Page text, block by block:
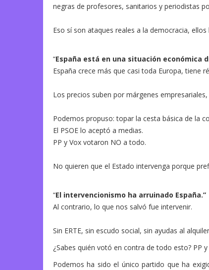
negras de profesores, sanitarios y periodistas
Eso sí son ataques reales a la democracia,
“España está en una situación económica
España crece más que casi toda Europa, tiene
Los precios suben por márgenes
Podemos propuso: topar la cesta básica de la
El PSOE lo aceptó a medias.
PP y Vox votaron NO a todo.
No quieren que el Estado intervenga porque
“El intervencionismo ha arruinado España.”
Al contrario, lo que nos salvó fue intervenir.
Sin ERTE, sin escudo social, sin ayudas al
¿Sabes quién votó en contra de todo esto? PP y
Podemos ha sido el único partido que ha